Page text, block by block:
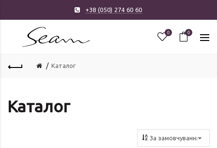
+38 (050) 274 60 60
0 0
Каталог
Каталог